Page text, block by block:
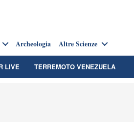
Archeologia Altre Scienze
LIVE TERREMOTO VENEZUELA